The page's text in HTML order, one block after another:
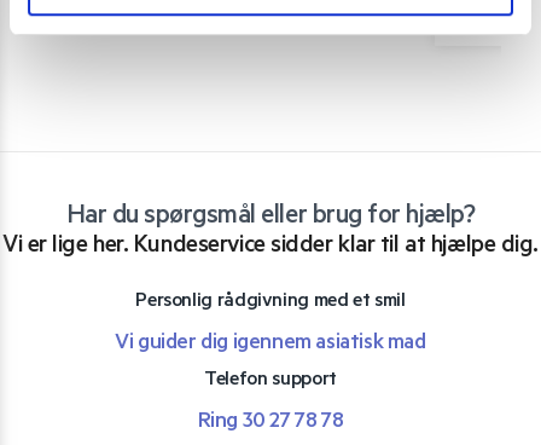
Har du spørgsmål eller brug for hjælp?
Vi er lige her. Kundeservice sidder klar til at hjælpe dig.
Personlig rådgivning med et smil
Vi guider dig igennem asiatisk mad
Telefon support
Ring 30 27 78 78